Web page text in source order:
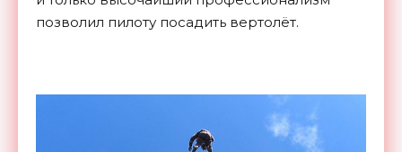
позволил пилоту посадить вертолёт.